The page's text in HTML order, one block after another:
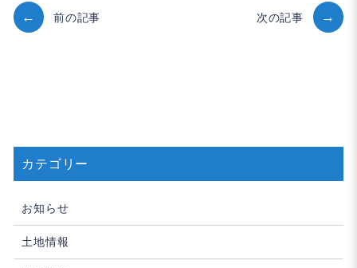
投
稿
シ
ョ
ン
前の記事 次の記事
カテゴリー
お知らせ
土地情報